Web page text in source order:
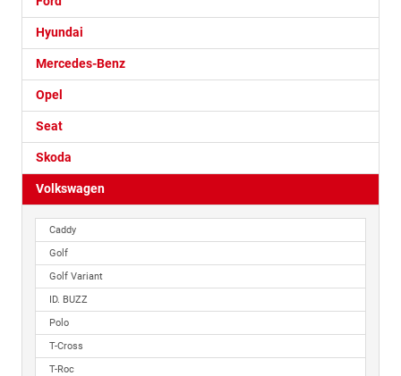
Hyundai
Mercedes-Benz
Opel
Seat
Skoda
Volkswagen
Caddy
Golf
Golf Variant
ID. BUZZ
Polo
T-Cross
T-Roc